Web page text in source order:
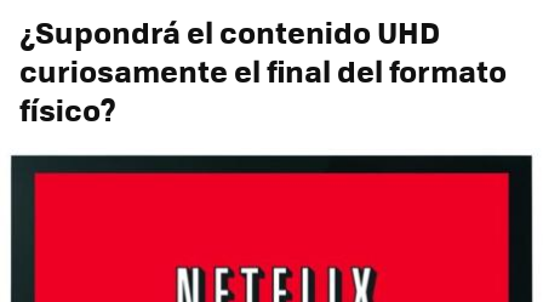
¿Supondrá el contenido UHD
curiosamente el final del formato
físico?